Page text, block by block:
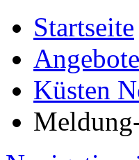
Startseite
Küsten